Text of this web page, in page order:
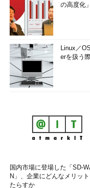
の高度化
Linux／
erを扱う
国内市場に登場した「SD-
N」、企業にどんなメリッ
たらすか